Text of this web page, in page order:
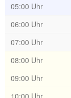
05:00 Uhr
06:00 Uhr
07:00 Uhr
08:00 Uhr
09:00 Uhr